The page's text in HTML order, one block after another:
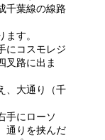
千葉線の線路
す。
にコスモレジ
叉路に出ま
、大通り（千
手にローソ
通りを挟んだ